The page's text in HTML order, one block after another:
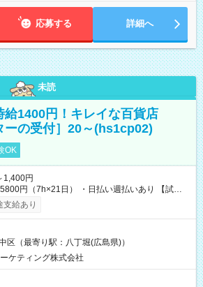
応募する 詳細へ
未読
給1400円！キレイな百貨店
ーの受付］20～(hs1cp02)
OK
1,400円
円（7h×21日） ・日払い週払いあり 【試用
なし
支給あり
区（最寄り駅：八丁堀(広島県)）
ケティング株式会社